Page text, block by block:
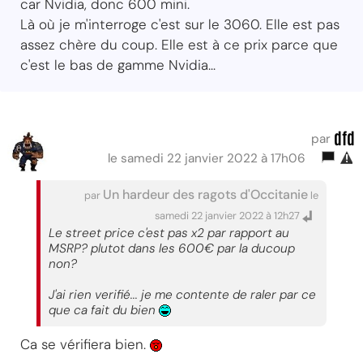
car Nvidia, donc 600 mini.
Là où je m'interroge c'est sur le 3060. Elle est pas
assez chère du coup. Elle est à ce prix parce que
c'est le bas de gamme Nvidia...
par dfd
le samedi 22 janvier 2022 à 17h06
par Un hardeur des ragots d'Occitanie le
samedi 22 janvier 2022 à 12h27
Le street price c'est pas x2 par rapport au
MSRP? plutot dans les 600€ par la ducoup
non?
J'ai rien verifié... je me contente de raler par ce
que ca fait du bien
Ca se vérifiera bien.